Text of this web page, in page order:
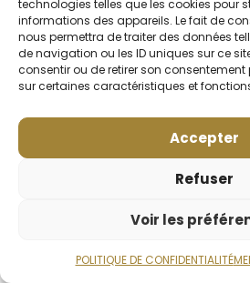
technologies telles que les cookies pour
informations des appareils. Le fait de
nous permettra de traiter des données
de navigation ou les ID uniques sur ce
consentir ou de retirer son
sur certaines caractéristiques et
Accepter
Refuser
Voir les
POLITIQUE DE CONFIDENTIALITÉ